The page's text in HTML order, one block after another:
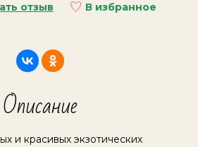
отзыв В избранное
Описание
и красивых экзотических